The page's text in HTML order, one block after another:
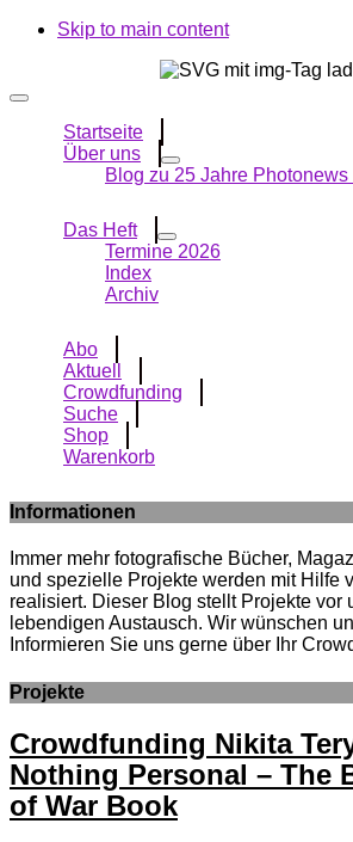
Skip to main content
Startseite
Über uns
Blog zu 25 Jahre Photonews
Das Heft
Termine 2026
Index
Archiv
Abo
Aktuell
Crowdfunding
Suche
Shop
Warenkorb
Informationen
Immer mehr fotografische Bücher,
und spezielle Projekte werden mit Hilfe
realisiert. Dieser Blog stellt Projekte vor
lebendigen Austausch. Wir wünschen
Informieren Sie uns gerne über Ihr
Projekte
Crowdfunding Nikita
Nothing Personal – The
of War Book